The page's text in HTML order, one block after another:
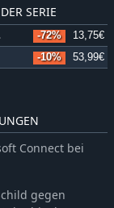
SERIE
-72% 13,75€
-10% 53,99€
Connect bei
gegen